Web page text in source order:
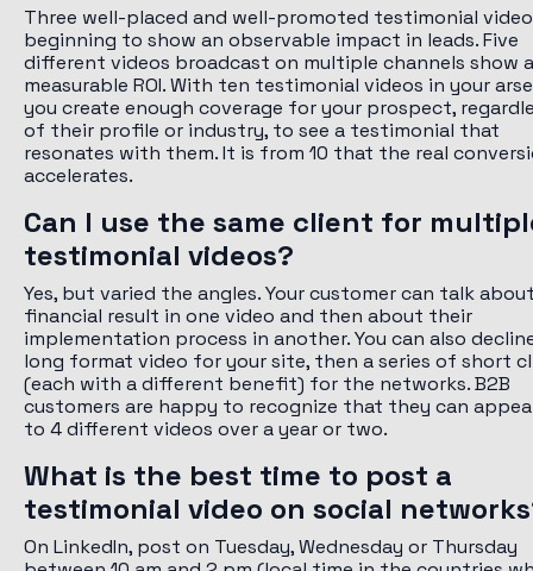
Three well-placed and well-promoted testimonial
beginning to show an observable impact in leads. Five
different videos broadcast on multiple channels show a
measurable ROI. With ten testimonial videos in your
you create enough coverage for your prospect,
of their profile or industry, to see a testimonial that
resonates with them. It is from 10 that the real
accelerates.
Can I use the same client for
testimonial videos?
Yes, but varied the angles. Your customer can talk
financial result in one video and then about their
implementation process in another. You can also
long format video for your site, then a series of short
(each with a different benefit) for the networks. B2B
customers are happy to recognize that they can
to 4 different videos over a year or two.
What is the best time to post a
testimonial video on social
On LinkedIn, post on Tuesday, Wednesday or Thursday